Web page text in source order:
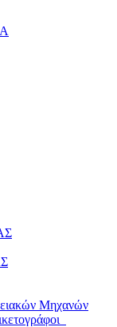
Μηχανών